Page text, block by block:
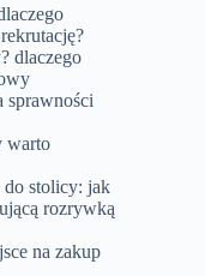
dlaczego
sprawności
warto
do stolicy: jak
rozrywką
na zakup